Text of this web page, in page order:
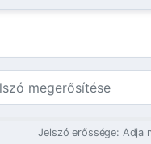
Jelszó erőssége: Adja